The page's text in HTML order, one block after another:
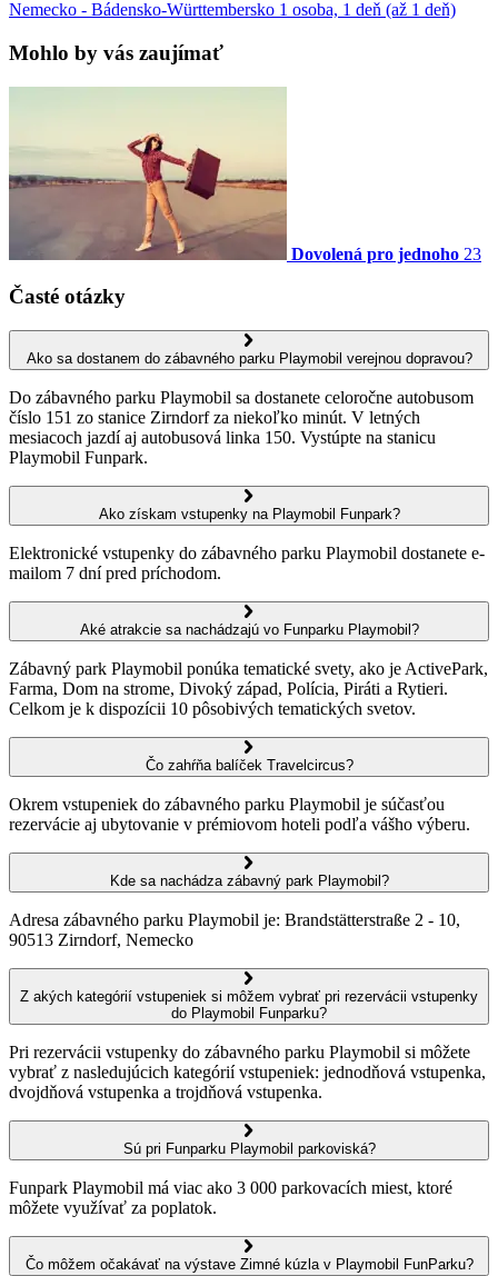
Nemecko - Bádensko-Württembersko 1 osoba, 1 deň (až 1 deň)
Mohlo by vás zaujímať
Dovolená pro jednoho 23
Časté otázky
Ako sa dostanem do zábavného parku Playmobil verejnou dopravou?
Do zábavného parku Playmobil sa dostanete celoročne autobusom
číslo 151 zo stanice Zirndorf za niekoľko minút. V letných
mesiacoch jazdí aj autobusová linka 150. Vystúpte na stanicu
Playmobil Funpark.
Ako získam vstupenky na Playmobil Funpark?
Elektronické vstupenky do zábavného parku Playmobil dostanete e-
mailom 7 dní pred príchodom.
Aké atrakcie sa nachádzajú vo Funparku Playmobil?
Zábavný park Playmobil ponúka tematické svety, ako je ActivePark,
Farma, Dom na strome, Divoký západ, Polícia, Piráti a Rytieri.
Celkom je k dispozícii 10 pôsobivých tematických svetov.
Čo zahŕňa balíček Travelcircus?
Okrem vstupeniek do zábavného parku Playmobil je súčasťou
rezervácie aj ubytovanie v prémiovom hoteli podľa vášho výberu.
Kde sa nachádza zábavný park Playmobil?
Adresa zábavného parku Playmobil je: Brandstätterstraße 2 - 10,
90513 Zirndorf, Nemecko
Z akých kategórií vstupeniek si môžem vybrať pri rezervácii vstupenky
do Playmobil Funparku?
Pri rezervácii vstupenky do zábavného parku Playmobil si môžete
vybrať z nasledujúcich kategórií vstupeniek: jednodňová vstupenka,
dvojdňová vstupenka a trojdňová vstupenka.
Sú pri Funparku Playmobil parkoviská?
Funpark Playmobil má viac ako 3 000 parkovacích miest, ktoré
môžete využívať za poplatok.
Čo môžem očakávať na výstave Zimné kúzla v Playmobil FunParku?